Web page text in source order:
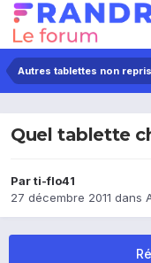
Autres tablettes non
Quel tablette
Parti-flo41
27 décembre 2011 dans